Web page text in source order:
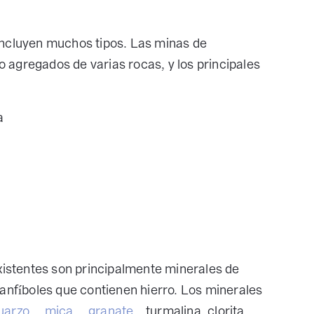
muchos tipos. Las minas de
de varias rocas, y los principales
son principalmente minerales de
que contienen hierro. Los minerales
mica granate , turmalina, clorita,